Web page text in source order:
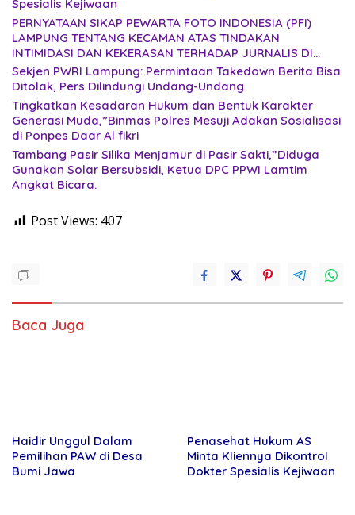
Gunakan Solar Bersubsidi, Ketua DPC PPWI Lamtim Angkat
Bicara.
Post Views:
Baca Juga
Pemilihan PAW di Desa Bumi
Kliennya Dikontrol Dokter
PERNYATAAN SIKAP PEWARTA
FOTO INDONESIA (PFI)
Sekjen PWRI Lampung:
Permintaan Takedown Berita
Bisa Ditolak, Pers Dilindungi